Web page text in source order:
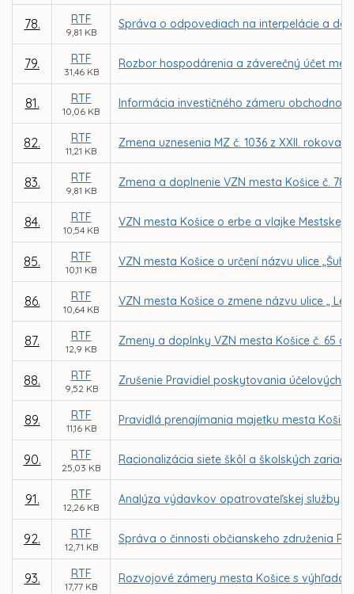
78. RTF
9,81 KB
Správa o odpovediach na interpelácie a
79. RTF
31,46 KB
Rozbor hospodárenia a záverečný účet
81. RTF
10,06 KB
Informácia investičného zámeru obchodno-
82. RTF
11,21 KB
Zmena uznesenia MZ č. 1036 z XXII.
83. RTF
9,81 KB
Zmena a doplnenie VZN mesta Košice č.
84. RTF
10,54 KB
VZN mesta Košice o erbe a vlajke Mestskej
85. RTF
10,11 KB
VZN mesta Košice o určení názvu ulice
86. RTF
10,64 KB
VZN mesta Košice o zmene názvu ulice „
87. RTF
12,9 KB
Zmeny a doplnky VZN mesta Košice č. 65
88. RTF
9,52 KB
Zrušenie Pravidiel poskytovania účelových
89. RTF
11,16 KB
Pravidlá prenajímania majetku mesta
90. RTF
25,03 KB
Racionalizácia siete škôl a školských
91. RTF
12,26 KB
Analýza výdavkov opatrovateľskej služby
92. RTF
12,71 KB
Správa o činnosti občianskeho združenia
93. RTF
17,77 KB
Rozvojové zámery mesta Košice s